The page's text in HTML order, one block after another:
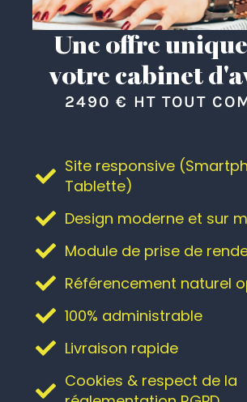
Une offre
votre cabinet
2490 € HT TOUT
Site responsive
Tablette)
Design moderne et sur
Module de prise de
Référencement naturel
100% administrable
Livraison rapide
Cookies & respect de la